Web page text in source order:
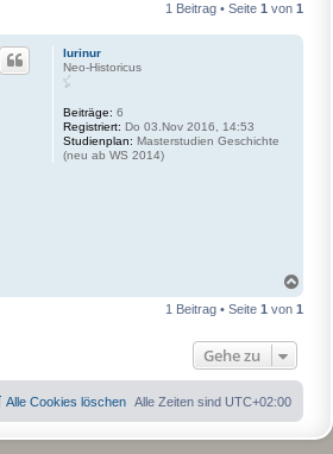
1 Beitrag • Seite 1 von 1
lurinur
Neo-Historicus
Beiträge: 6
Registriert: Do 03.Nov 2016, 14:53
Studienplan: Masterstudien Geschichte
(neu ab WS 2014)
c
1 Beitrag • Seite 1 von 1
Gehe zu
Alle Zeiten sind UTC+02:00
Alle Cookies löschen